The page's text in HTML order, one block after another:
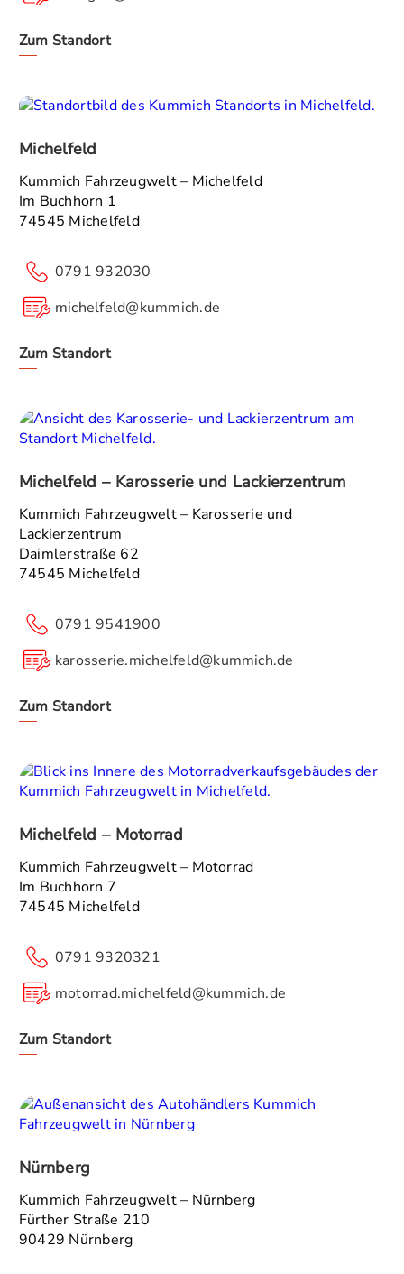
Zum Standort
Michelfeld
Kummich Fahrzeugwelt – Michelfeld
Im Buchhorn 1
74545 Michelfeld
0791 932030
michelfeld@kummich.de
Zum Standort
Michelfeld – Karosserie und Lackierzentrum
Kummich Fahrzeugwelt – Karosserie und
Lackierzentrum
Daimlerstraße 62
74545 Michelfeld
0791 9541900
karosserie.michelfeld@kummich.de
Zum Standort
Michelfeld – Motorrad
Kummich Fahrzeugwelt – Motorrad
Im Buchhorn 7
74545 Michelfeld
0791 9320321
motorrad.michelfeld@kummich.de
Zum Standort
Nürnberg
Kummich Fahrzeugwelt – Nürnberg
Fürther Straße 210
90429 Nürnberg